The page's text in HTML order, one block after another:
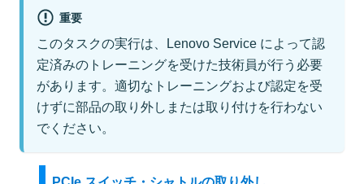
重要
このタスクの実行は、Lenovo Service によって認
定済みのトレーニングを受けた技術員が行う必要
があります。適切なトレーニングおよび認定を受
けずに部品の取り外しまたは取り付けを行わない
でください。